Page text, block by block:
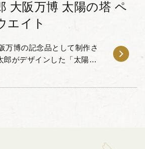
大阪万博 太陽の塔 ペ
エイト
万博の記念品として制作さ
郎がデザインした「太陽の
ーウェイトをお譲りいただ